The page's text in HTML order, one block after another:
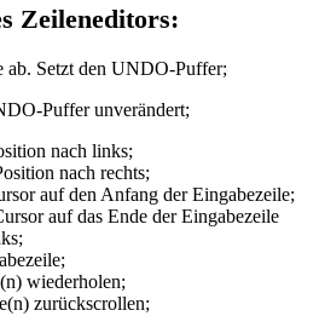
Zeileneditors:
ab. Setzt den UNDO-Puffer;
Puffer unverändert;
nach links;
nach rechts;
auf den Anfang der Eingabezeile;
auf das Ende der Eingabezeile
wiederholen;
zurückscrollen;